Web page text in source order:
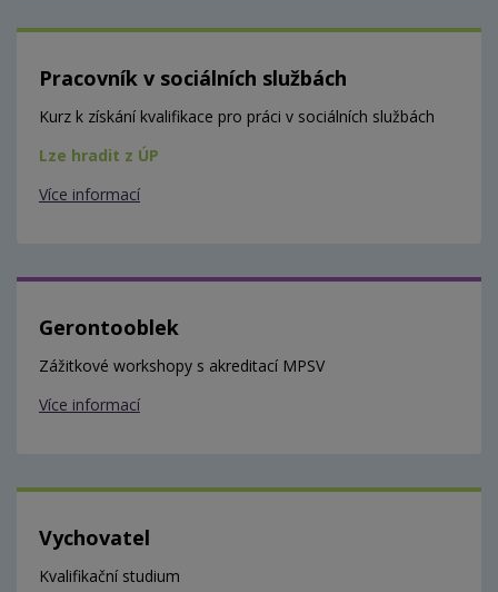
Pracovník v sociálních službách
Kurz k získání kvalifikace pro práci v sociálních službách
Lze hradit z ÚP
Více informací
Gerontooblek
Zážitkové workshopy s akreditací MPSV
Více informací
Vychovatel
Kvalifikační studium